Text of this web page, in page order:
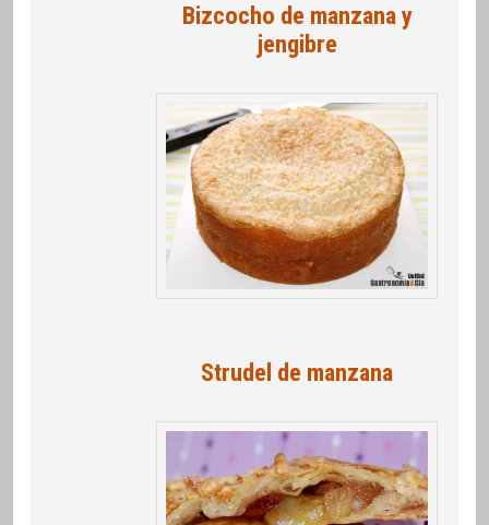
Bizcocho de manzana y
jengibre
Strudel de manzana